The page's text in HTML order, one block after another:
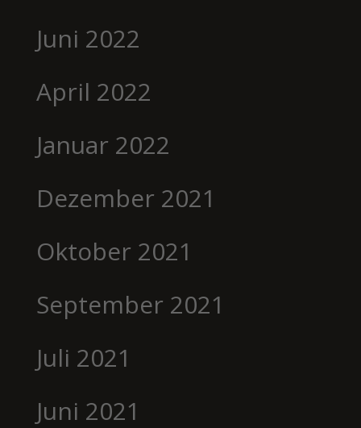
Juni 2022
April 2022
Januar 2022
Dezember 2021
Oktober 2021
September 2021
Juli 2021
Juni 2021